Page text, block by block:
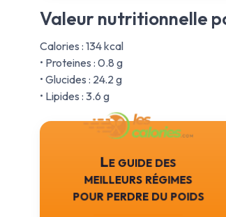
Valeur nutritionnelle
Calories : 134 kcal
• Proteines : 0.8 g
• Glucides : 24.2 g
• Lipides : 3.6 g
Le guide des
meilleurs régimes
pour perdre du poids